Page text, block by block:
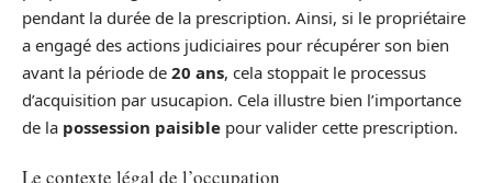
pendant la durée de la prescription. Ainsi, si le propriétaire
a engagé des actions judiciaires pour récupérer son bien
avant la période de 20 ans, cela stoppait le processus
d’acquisition par usucapion. Cela illustre bien l’importance
de la possession paisible pour valider cette prescription.
Le contexte légal de l’occupation